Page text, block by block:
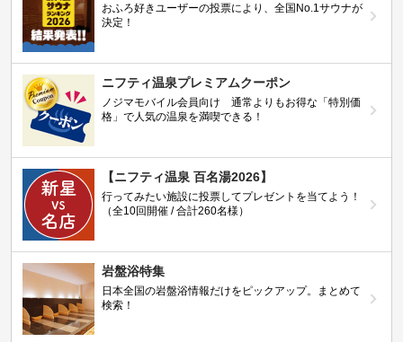
おふろ好きユーザーの投票により、全国No.1サウナが
決定！
ニフティ温泉プレミアムクーポン
ノジマモバイル会員向け 通常よりもお得な「特別価
格」で人気の温泉を満喫できる！
【ニフティ温泉 百名湯2026】
行ってみたい施設に投票してプレゼントを当てよう！
（全10回開催 / 合計260名様）
岩盤浴特集
日本全国の岩盤浴情報だけをピックアップ。まとめて
検索！